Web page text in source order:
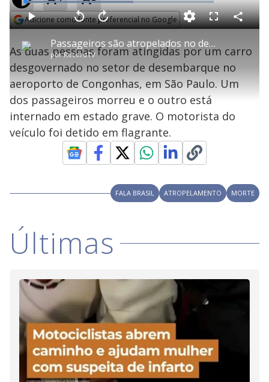
Adicione como fonte preferencial no Google
P
l
a
y
V
e
o
Passageiros são atropelados no desembarque do aeroporto de Congonhas, em SP
porRecordTV
P V
t
a
r
0
n
d
A
n
ç
a
1
s
e
g
u
n
o
s
L
o
a
d
e
:
5
7
.
4
7
F
l
s
e
C
o
a
r
a
As duas pessoas foram atingidas por um carro
desgovernado no setor de desembarque no
aeroporto de Congonhas, em São Paulo. Um
dos passageiros morreu e o outro está
internado em estado grave. O motorista do
veículo foi detido em flagrante.
FALA BRASIL ATROPELAMENTO MORTE
Últimas